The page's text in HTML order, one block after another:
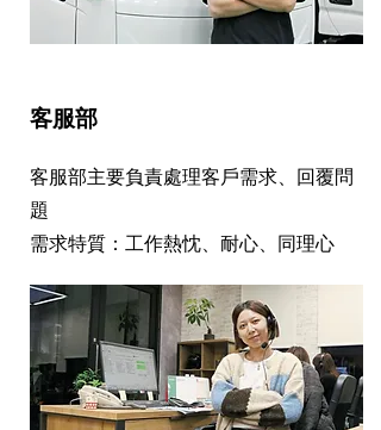
客服部
客服部主要負責處理客戶需求、回覆問
題
​需求特質：工作熱忱、耐心、同理心